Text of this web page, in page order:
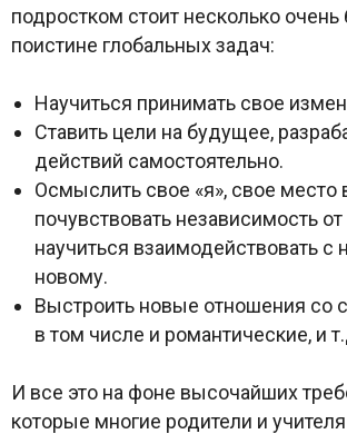
подростком стоит несколько очень
поистине глобальных задач:
Научиться принимать свое
Ставить цели на будущее,
действий самостоятельно.
Осмыслить свое «я», свое место
почувствовать независимость
научиться взаимодействовать с
новому.
Выстроить новые отношения со
в том числе и романтические, и
И все это на фоне высочайших
которые многие родители и